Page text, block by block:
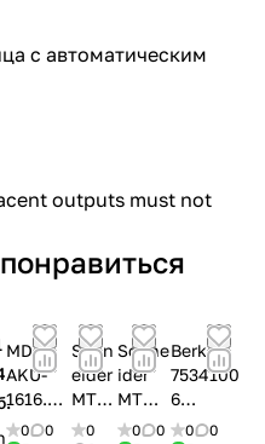
с автоматическим
outputs must not
MDT
AKU-
1616.02
Актуат
0
0
Schn
eider
MTN
6299
0
Schne
ider
MTN6
003-
0
0
Berker
7534100
6
Исполни
0
0